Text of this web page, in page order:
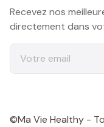
Recevez nos
directement dans
©Ma Vie Healthy -